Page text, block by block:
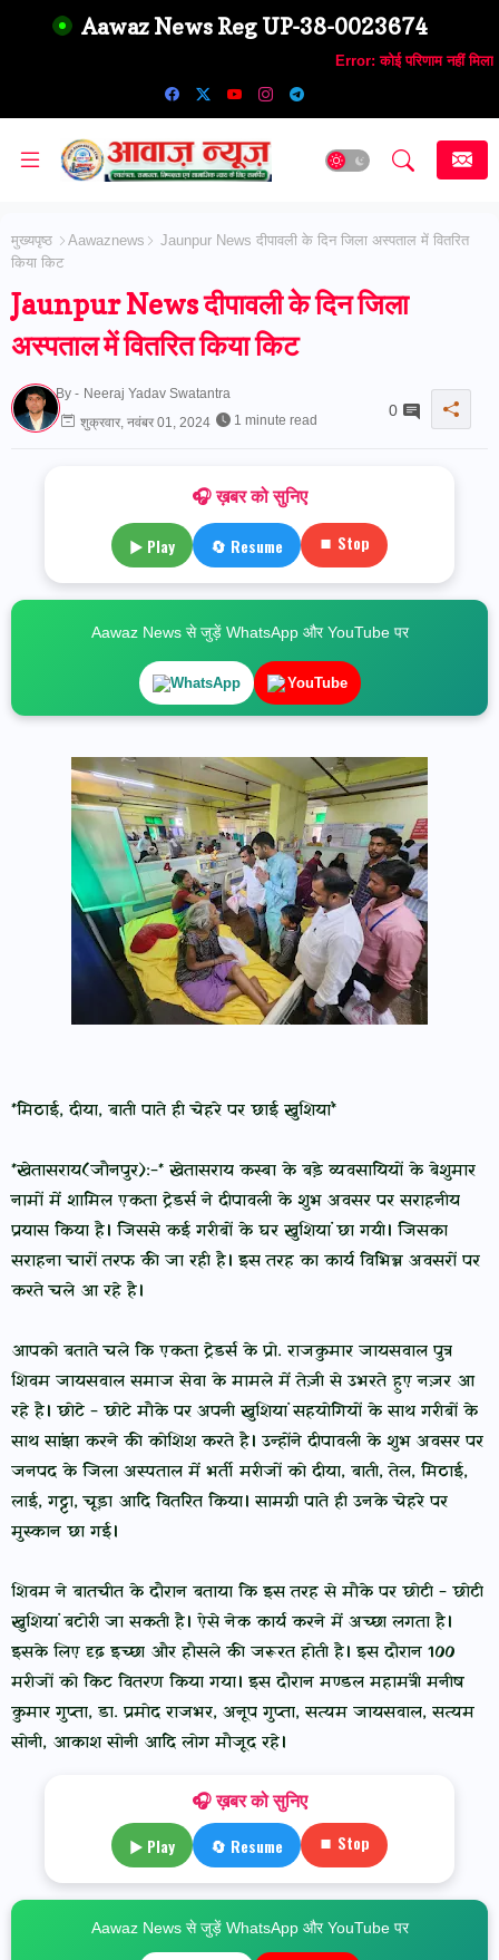
Aawaz News Reg UP-38-0023674
Error: कोई परिणाम नहीं मिला
मुख्यपृष्ठ Aawaznews
Jaunpur News दीपावली के दिन जिला अस्पताल में वितरित
किया किट
Jaunpur News दीपावली के दिन जिला
अस्पताल में वितरित किया किट
By - Neeraj Yadav Swatantra
शुक्रवार, नवंबर 01, 2024
1 minute read
0
🎧 ख़बर को सुनिए
▶ Play 🔄 Resume ⏹ Stop
Aawaz News से जुड़ें WhatsApp और YouTube पर
WhatsApp YouTube
*मिठाई, दीया, बाती पाते ही चेहरे पर छाई खुशियां*
*खेतासराय(जौनपुर):-* खेतासराय कस्बा के बड़े व्यवसायियों के बेशुमार
नामों में शामिल एकता ट्रेडर्स ने दीपावली के शुभ अवसर पर सराहनीय
प्रयास किया है। जिससे कई गरीबों के घर खुशियां छा गयी। जिसका
सराहना चारों तरफ की जा रही है। इस तरह का कार्य विभिन्न अवसरों पर
करते चले आ रहे है।
आपको बताते चले कि एकता ट्रेडर्स के प्रो. राजकुमार जायसवाल पुत्र
शिवम जायसवाल समाज सेवा के मामले में तेज़ी से उभरते हुए नज़र आ
रहे है। छोटे - छोटे मौके पर अपनी खुशियां सहयोगियों के साथ गरीबों के
साथ सांझा करने की कोशिश करते है। उन्होंने दीपावली के शुभ अवसर पर
जनपद के जिला अस्पताल में भर्ती मरीजों को दीया, बाती, तेल, मिठाई,
लाई, गट्टा, चूड़ा आदि वितरित किया। सामग्री पाते ही उनके चेहरे पर
मुस्कान छा गई।
शिवम ने बातचीत के दौरान बताया कि इस तरह से मौके पर छोटी - छोटी
खुशियां बटोरी जा सकती है। ऐसे नेक कार्य करने में अच्छा लगता है।
इसके लिए दृढ़ इच्छा और हौसले की जरूरत होती है। इस दौरान 100
मरीजों को किट वितरण किया गया। इस दौरान मण्डल महामंत्री मनीष
कुमार गुप्ता, डा. प्रमोद राजभर, अनूप गुप्ता, सत्यम जायसवाल, सत्यम
सोनी, आकाश सोनी आदि लोग मौजूद रहे।
🎧 ख़बर को सुनिए
▶ Play 🔄 Resume ⏹ Stop
Aawaz News से जुड़ें WhatsApp और YouTube पर